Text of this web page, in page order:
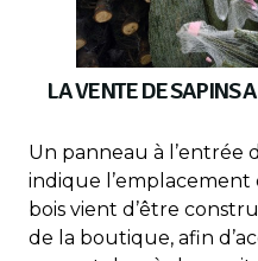
LA VENTE DE SAPINS
Un panneau à l’entrée
indique l’emplacement
bois vient d’être
de la boutique, afin